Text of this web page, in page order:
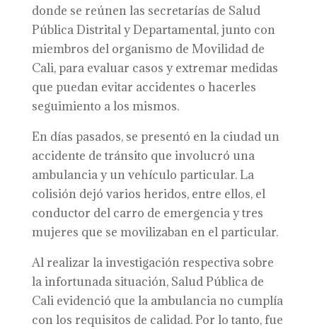
donde se reúnen las secretarías de Salud
Pública Distrital y Departamental, junto con
miembros del organismo de Movilidad de
Cali, para evaluar casos y extremar medidas
que puedan evitar accidentes o hacerles
seguimiento a los mismos.
En días pasados, se presentó en la ciudad un
accidente de tránsito que involucró una
ambulancia y un vehículo particular. La
colisión dejó varios heridos, entre ellos, el
conductor del carro de emergencia y tres
mujeres que se movilizaban en el particular.
Al realizar la investigación respectiva sobre
la infortunada situación, Salud Pública de
Cali evidenció que la ambulancia no cumplía
con los requisitos de calidad. Por lo tanto, fue